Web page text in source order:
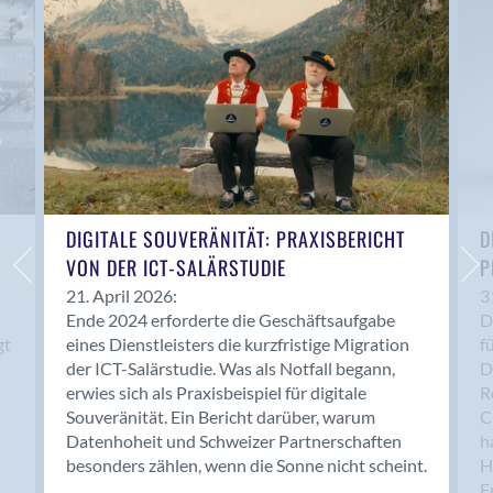
Anwil
Appenzell
Au SG
Baar
Baden
Balsthal
Balzers
Basel
Bassersdorf
Belp
Bendern
Benken (SG)
Bergdietikon
Berlin
Bern
Bern - Liebefeld
DIGITALE SOUVERÄNITÄT: PRAXISBERICHT
VON DER ICT-SALÄRSTUDIE
21. April 2026:
Ende 2024 erforderte die Geschäftsaufgabe
eines Dienstleisters die kurzfristige Migration
der ICT-Salärstudie. Was als Notfall begann,
erwies sich als Praxisbeispiel für digitale
Souveränität. Ein Bericht darüber, warum
Datenhoheit und Schweizer Partnerschaften
besonders zählen, wenn die Sonne nicht scheint.